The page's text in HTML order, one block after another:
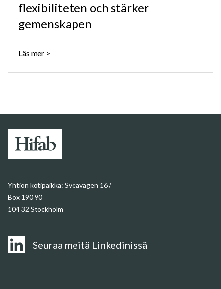
flexibiliteten och stärker
gemenskapen
Läs mer >
Yhtiön kotipaikka: Sveavägen 167
Box 190 90
104 32 Stockholm
Seuraa meitä Linkedinissä